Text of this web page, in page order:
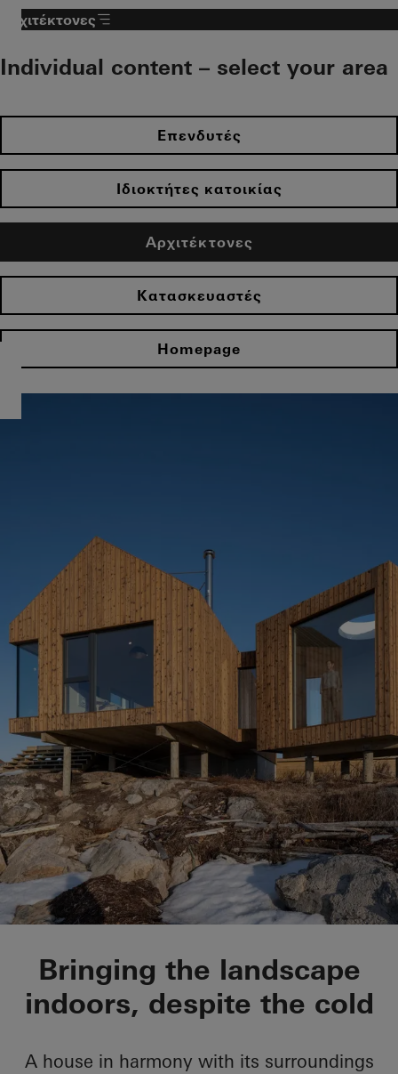
Αρχιτέκτονες
Individual content – select your area
Επενδυτές
Ιδιοκτήτες κατοικίας
Αρχιτέκτονες
Κατασκευαστές
Homepage
Private Home Fogo
Bringing the landscape
indoors, despite the cold
A house in harmony with its surroundings